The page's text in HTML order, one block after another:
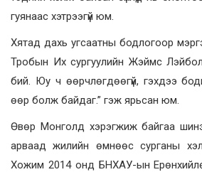
гуянаас хэтрээгүй юм.
Хятад дахь угсаатны бодлогоор
Тробын Их сургуулийн Жэймс
бий. Юу ч өөрчлөгдөөгүй, гэхдээ
өөр болж байдаг.” гэж ярьсан юм.
Өвөр Монголд хэрэгжиж байгаа
арваад жилийн өмнөөс сурганы
Хожим 2014 онд БНХАУ-ын